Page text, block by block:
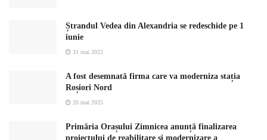
Ștrandul Vedea din Alexandria se redeschide pe 1
iunie
31 mai 2022
A fost desemnată firma care va moderniza stația
Roșiori Nord
26 mai 2025
Primăria Orașului Zimnicea anunță finalizarea
proiectului de reabilitare și modernizare a